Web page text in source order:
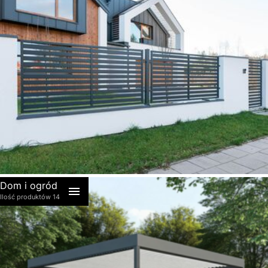
akcesoria
Dom i ogród
Ilość produktów 14